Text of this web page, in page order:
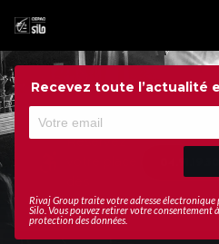
Recevez toute l’actualité
Rivaj Group traite votre adresse
Silo . Vous pouvez retirer votre
protection des données
PMR&CE
Réservez
maintenant